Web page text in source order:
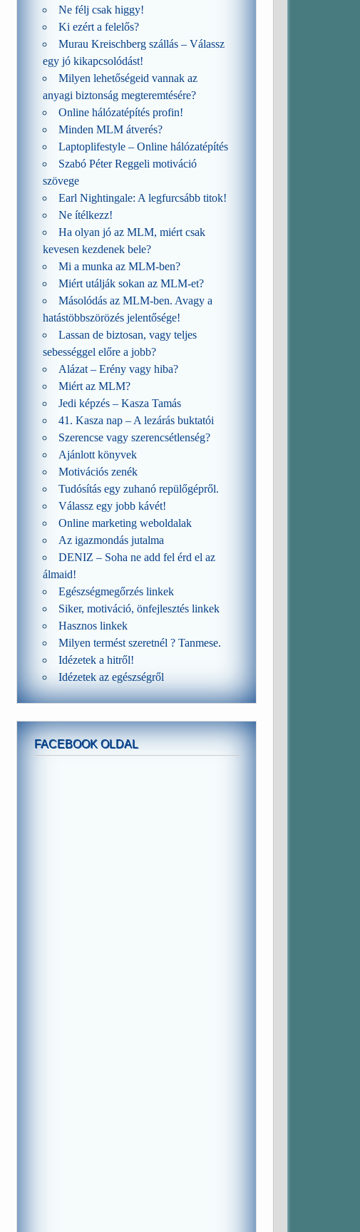
Ne félj csak higgy!
Ki ezért a felelős?
Murau Kreischberg szállás – Válassz
egy jó kikapcsolódást!
Milyen lehetőségeid vannak az
anyagi biztonság megteremtésére?
Online hálózatépítés profin!
Minden MLM átverés?
Laptoplifestyle – Online hálózatépítés
Szabó Péter Reggeli motiváció
szövege
Earl Nightingale: A legfurcsább titok!
Ne ítélkezz!
Ha olyan jó az MLM, miért csak
kevesen kezdenek bele?
Mi a munka az MLM-ben?
Miért utálják sokan az MLM-et?
Másolódás az MLM-ben. Avagy a
hatástöbbszörözés jelentősége!
Lassan de biztosan, vagy teljes
sebességgel előre a jobb?
Alázat – Erény vagy hiba?
Miért az MLM?
Jedi képzés – Kasza Tamás
41. Kasza nap – A lezárás buktatói
Szerencse vagy szerencsétlenség?
Ajánlott könyvek
Motivációs zenék
Tudósítás egy zuhanó repülőgépről.
Válassz egy jobb kávét!
Online marketing weboldalak
Az igazmondás jutalma
DENIZ – Soha ne add fel érd el az
álmaid!
Egészségmegőrzés linkek
Siker, motiváció, önfejlesztés linkek
Hasznos linkek
Milyen termést szeretnél ? Tanmese.
Idézetek a hitről!
Idézetek az egészségről
FACEBOOK OLDAL